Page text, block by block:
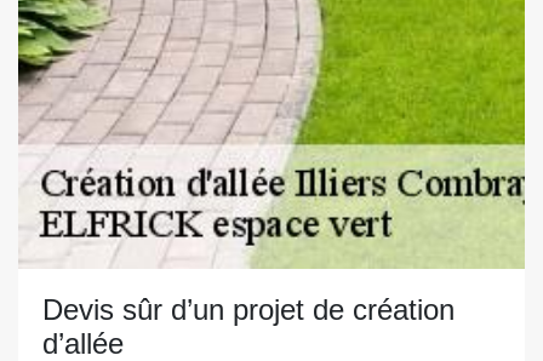
Devis sûr d’un projet de création
d’allée